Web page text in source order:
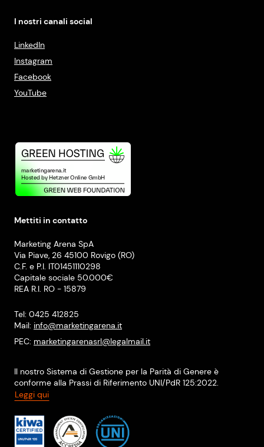
I nostri canali social
LinkedIn
Instagram
Facebook
YouTube
Mettiti in contatto
Marketing Arena SpA
Via Piave, 26 45100 Rovigo (RO)
C.F. e P.I. IT01451110298
Capitale sociale 50.000€
REA R.I. RO - 15879
Tel: 0425 412825
Mail: info@marketingarena.it
PEC: marketingarenasrl@legalmail.it
Il nostro Sistema di Gestione per la Parità di Genere è
conforme alla Prassi di Riferimento UNI/PdR 125:2022.
Leggi qui